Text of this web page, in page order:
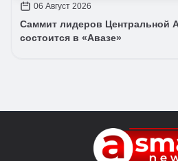
06 Август 2026
Саммит лидеров Центральной
состоится в «Авазе»